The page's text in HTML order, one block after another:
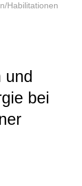
Habilitationen
und
bei